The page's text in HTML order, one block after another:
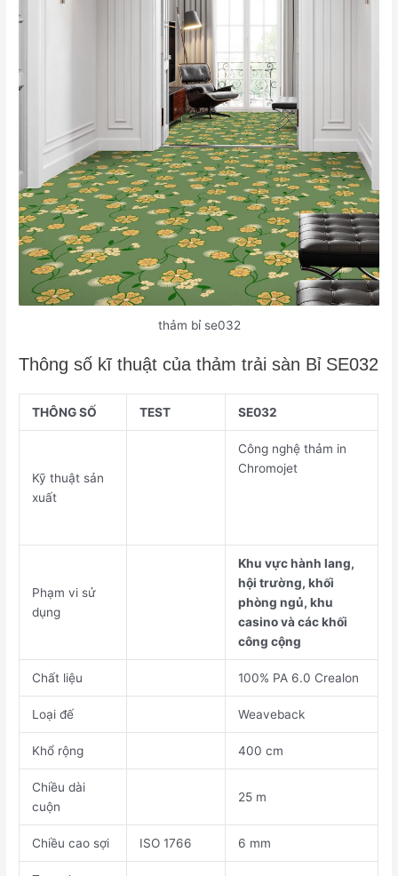
thảm bỉ se032
Thông số kĩ thuật của thảm trải sàn Bỉ SE032
THÔNG SỐ TEST SE032
Kỹ thuật sản
xuất
Công nghệ thảm in
Chromojet
Phạm vi sử
dụng
Khu vực hành lang,
hội trường, khối
phòng ngủ, khu
casino và các khối
công cộng
Chất liệu 100% PA 6.0 Crealon
Loại đế Weaveback
Khổ rộng 400 cm
Chiều dài
cuộn
25 m
Chiều cao sợi ISO 1766 6 mm